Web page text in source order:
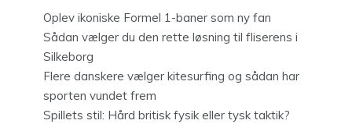
Oplev ikoniske Formel 1-baner som ny fan
Sådan vælger du den rette løsning til fliserens i
Silkeborg
Flere danskere vælger kitesurfing og sådan har
sporten vundet frem
Spillets stil: Hård britisk fysik eller tysk taktik?